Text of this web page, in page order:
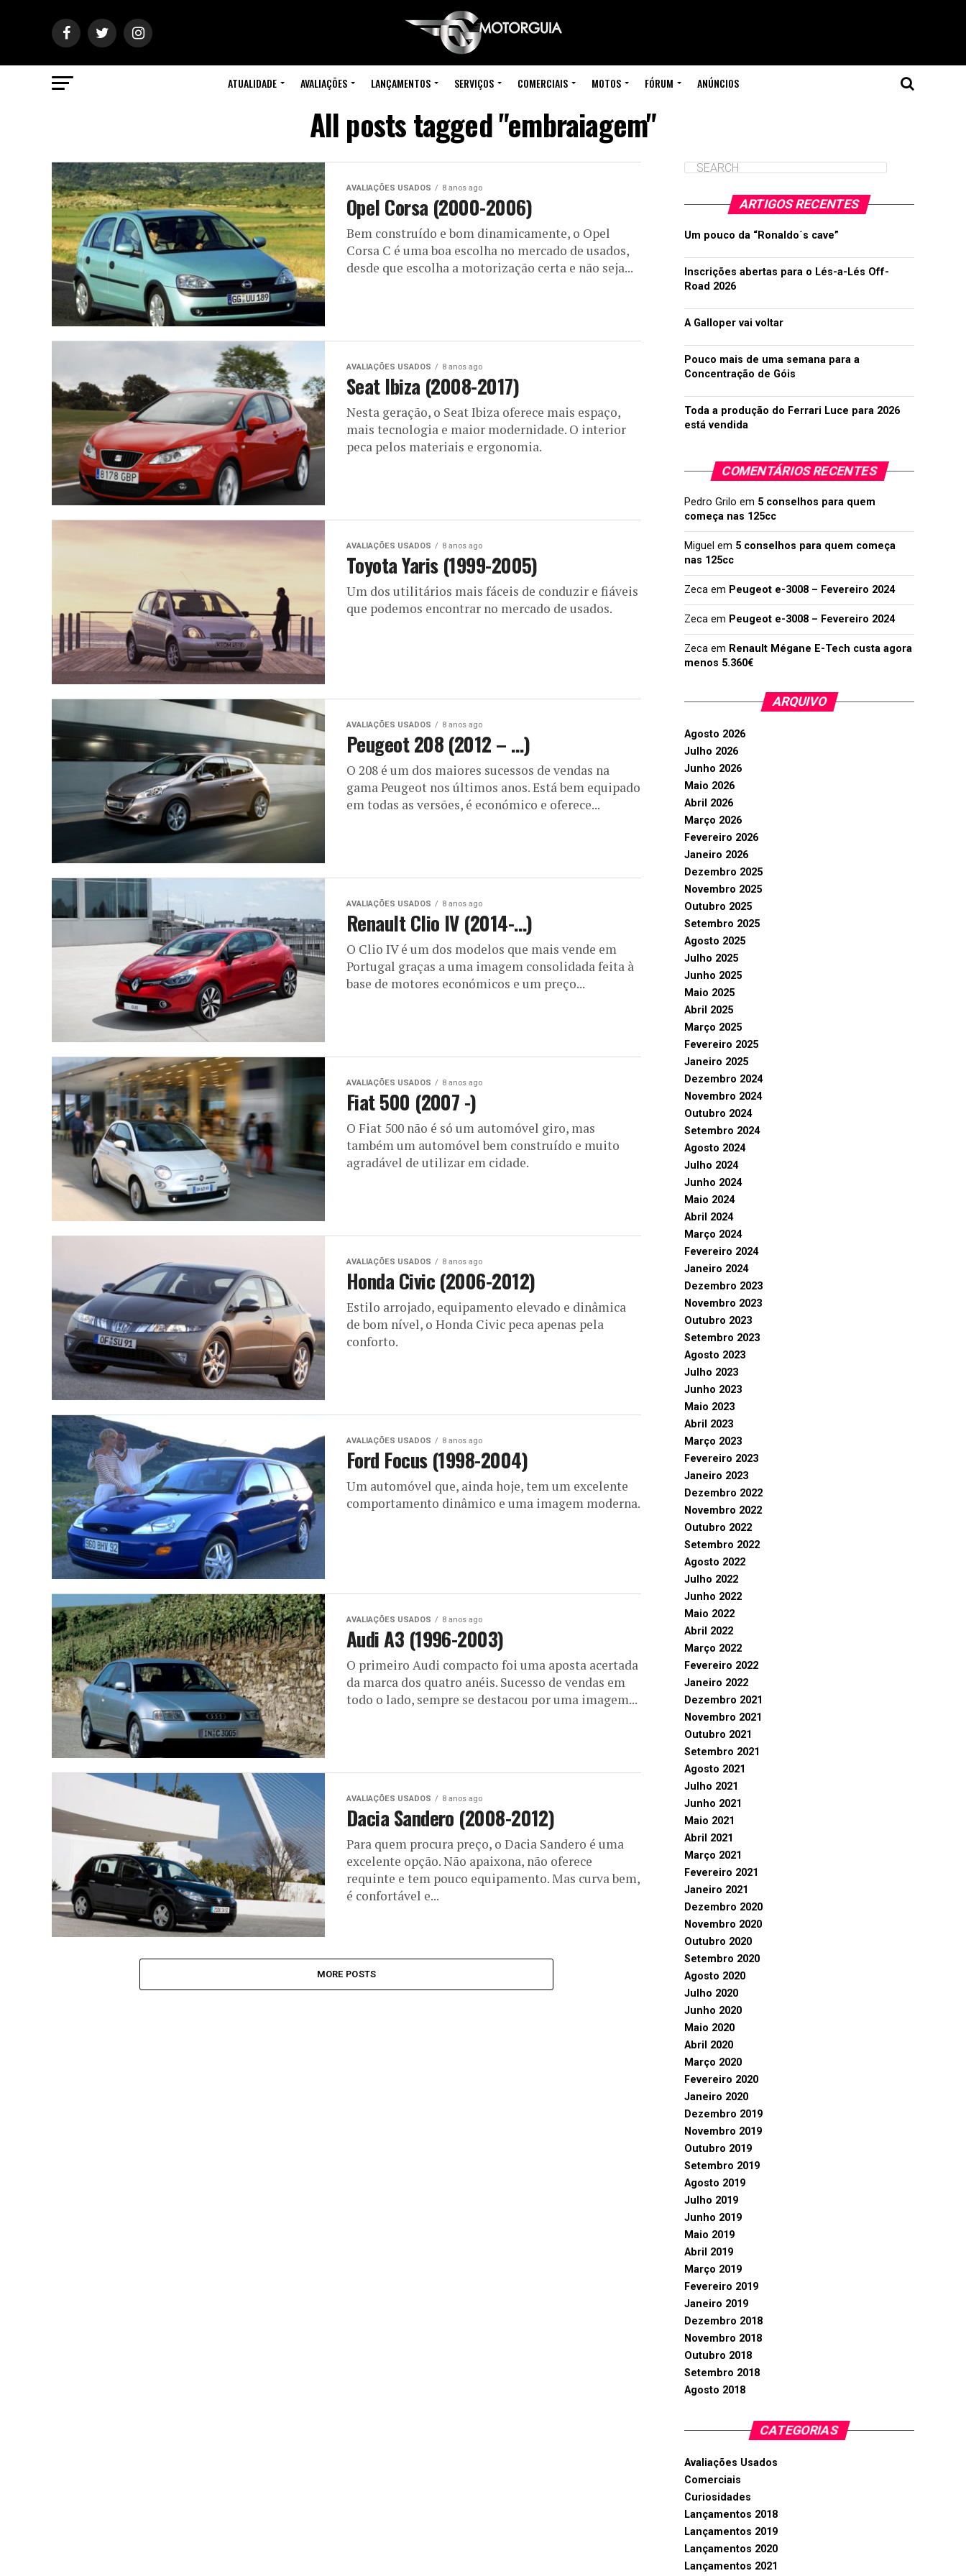
ATUALIDADE AVALIAÇÕES LANÇAMENTOS SERVIÇOS COMERCIAIS MOTOS FÓRUM ANÚNCIOS
All posts tagged "embraiagem"
AVALIAÇÕES USADOS 8 anos ago
Opel Corsa (2000-2006)
Bem construído e bom dinamicamente, o Opel
Corsa C é uma boa escolha no mercado de usados,
desde que escolha a motorização certa e não seja...
AVALIAÇÕES USADOS 8 anos ago
Seat Ibiza (2008-2017)
Nesta geração, o Seat Ibiza oferece mais espaço,
mais tecnologia e maior modernidade. O interior
peca pelos materiais e ergonomia.
AVALIAÇÕES USADOS 8 anos ago
Toyota Yaris (1999-2005)
Um dos utilitários mais fáceis de conduzir e fiáveis
que podemos encontrar no mercado de usados.
AVALIAÇÕES USADOS 8 anos ago
Peugeot 208 (2012 – …)
O 208 é um dos maiores sucessos de vendas na
gama Peugeot nos últimos anos. Está bem equipado
em todas as versões, é económico e oferece...
AVALIAÇÕES USADOS 8 anos ago
Renault Clio IV (2014-…)
O Clio IV é um dos modelos que mais vende em
Portugal graças a uma imagem consolidada feita à
base de motores económicos e um preço...
AVALIAÇÕES USADOS 8 anos ago
Fiat 500 (2007 -)
O Fiat 500 não é só um automóvel giro, mas
também um automóvel bem construído e muito
agradável de utilizar em cidade.
AVALIAÇÕES USADOS 8 anos ago
Honda Civic (2006-2012)
Estilo arrojado, equipamento elevado e dinâmica
de bom nível, o Honda Civic peca apenas pela
conforto.
AVALIAÇÕES USADOS 8 anos ago
Ford Focus (1998-2004)
Um automóvel que, ainda hoje, tem um excelente
comportamento dinâmico e uma imagem moderna.
AVALIAÇÕES USADOS 8 anos ago
Audi A3 (1996-2003)
O primeiro Audi compacto foi uma aposta acertada
da marca dos quatro anéis. Sucesso de vendas em
todo o lado, sempre se destacou por uma imagem...
AVALIAÇÕES USADOS 8 anos ago
Dacia Sandero (2008-2012)
Para quem procura preço, o Dacia Sandero é uma
excelente opção. Não apaixona, não oferece
requinte e tem pouco equipamento. Mas curva bem,
é confortável e...
MORE POSTS
ARTIGOS RECENTES
Um pouco da “Ronaldo´s cave”
Inscrições abertas para o Lés-a-Lés Off-
Road 2026
A Galloper vai voltar
Pouco mais de uma semana para a
Concentração de Góis
Toda a produção do Ferrari Luce para 2026
está vendida
COMENTÁRIOS RECENTES
Pedro Grilo em 5 conselhos para quem
começa nas 125cc
Miguel em 5 conselhos para quem começa
nas 125cc
Zeca em Peugeot e-3008 – Fevereiro 2024
Zeca em Peugeot e-3008 – Fevereiro 2024
Zeca em Renault Mégane E-Tech custa agora
menos 5.360€
ARQUIVO
Agosto 2026
Julho 2026
Junho 2026
Maio 2026
Abril 2026
Março 2026
Fevereiro 2026
Janeiro 2026
Dezembro 2025
Novembro 2025
Outubro 2025
Setembro 2025
Agosto 2025
Julho 2025
Junho 2025
Maio 2025
Abril 2025
Março 2025
Fevereiro 2025
Janeiro 2025
Dezembro 2024
Novembro 2024
Outubro 2024
Setembro 2024
Agosto 2024
Julho 2024
Junho 2024
Maio 2024
Abril 2024
Março 2024
Fevereiro 2024
Janeiro 2024
Dezembro 2023
Novembro 2023
Outubro 2023
Setembro 2023
Agosto 2023
Julho 2023
Junho 2023
Maio 2023
Abril 2023
Março 2023
Fevereiro 2023
Janeiro 2023
Dezembro 2022
Novembro 2022
Outubro 2022
Setembro 2022
Agosto 2022
Julho 2022
Junho 2022
Maio 2022
Abril 2022
Março 2022
Fevereiro 2022
Janeiro 2022
Dezembro 2021
Novembro 2021
Outubro 2021
Setembro 2021
Agosto 2021
Julho 2021
Junho 2021
Maio 2021
Abril 2021
Março 2021
Fevereiro 2021
Janeiro 2021
Dezembro 2020
Novembro 2020
Outubro 2020
Setembro 2020
Agosto 2020
Julho 2020
Junho 2020
Maio 2020
Abril 2020
Março 2020
Fevereiro 2020
Janeiro 2020
Dezembro 2019
Novembro 2019
Outubro 2019
Setembro 2019
Agosto 2019
Julho 2019
Junho 2019
Maio 2019
Abril 2019
Março 2019
Fevereiro 2019
Janeiro 2019
Dezembro 2018
Novembro 2018
Outubro 2018
Setembro 2018
Agosto 2018
CATEGORIAS
Avaliações Usados
Comerciais
Curiosidades
Lançamentos 2018
Lançamentos 2019
Lançamentos 2020
Lançamentos 2021